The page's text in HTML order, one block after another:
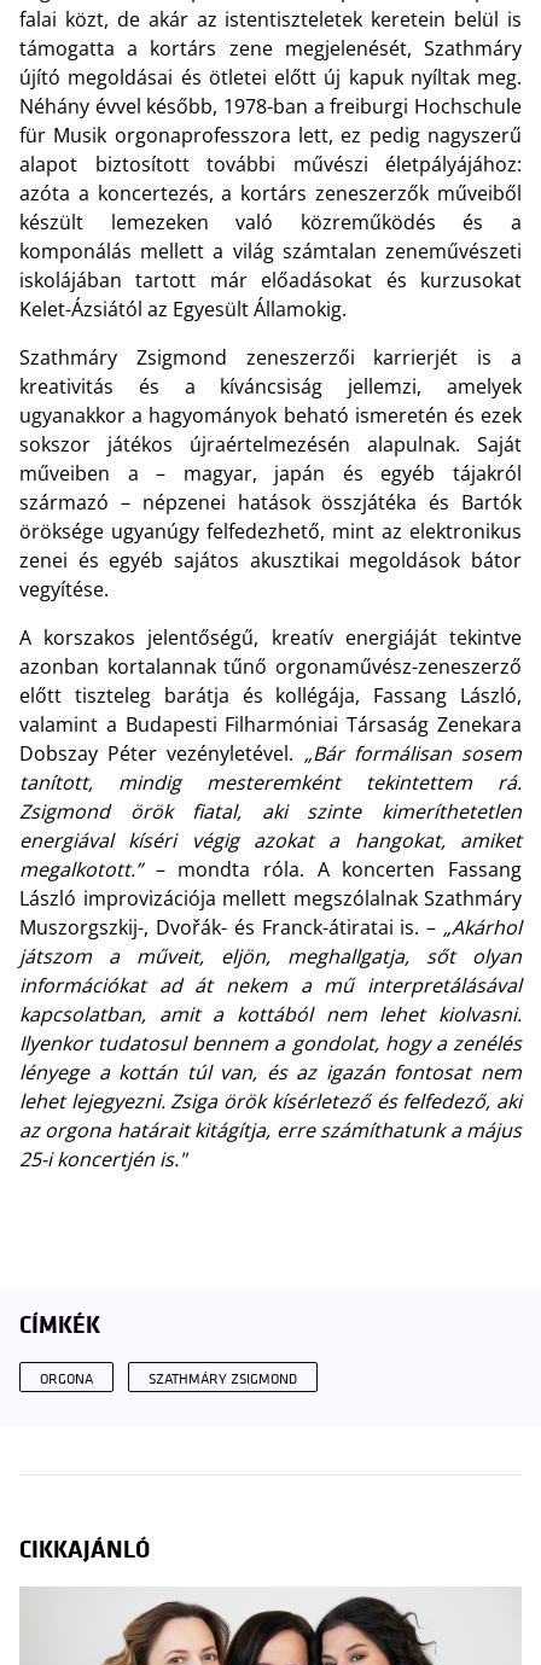
falai közt, de akár az istentiszteletek keretein belül is
támogatta a kortárs zene megjelenését, Szathmáry
újító megoldásai és ötletei előtt új kapuk nyíltak meg.
Néhány évvel később, 1978-ban a freiburgi Hochschule
für Musik orgonaprofesszora lett, ez pedig nagyszerű
alapot biztosított további művészi életpályájához:
azóta a koncertezés, a kortárs zeneszerzők műveiből
készült lemezeken való közreműködés és a
komponálás mellett a világ számtalan zeneművészeti
iskolájában tartott már előadásokat és kurzusokat
Kelet-Ázsiától az Egyesült Államokig.
Szathmáry Zsigmond zeneszerzői karrierjét is a
kreativitás és a kíváncsiság jellemzi, amelyek
ugyanakkor a hagyományok beható ismeretén és ezek
sokszor játékos újraértelmezésén alapulnak. Saját
műveiben a – magyar, japán és egyéb tájakról
származó – népzenei hatások összjátéka és Bartók
öröksége ugyanúgy felfedezhető, mint az elektronikus
zenei és egyéb sajátos akusztikai megoldások bátor
vegyítése.
A korszakos jelentőségű, kreatív energiáját tekintve
azonban kortalannak tűnő orgonaművész-zeneszerző
előtt tiszteleg barátja és kollégája, Fassang László,
valamint a Budapesti Filharmóniai Társaság Zenekara
Dobszay Péter vezényletével. „Bár formálisan sosem
tanított, mindig mesteremként tekintettem rá.
Zsigmond örök fiatal, aki szinte kimeríthetetlen
energiával kíséri végig azokat a hangokat, amiket
megalkotott.” – mondta róla. A koncerten Fassang
László improvizációja mellett megszólalnak Szathmáry
Muszorgszkij-, Dvořák- és Franck-átiratai is. – „Akárhol
játszom a műveit, eljön, meghallgatja, sőt olyan
információkat ad át nekem a mű interpretálásával
kapcsolatban, amit a kottából nem lehet kiolvasni.
Ilyenkor tudatosul bennem a gondolat, hogy a zenélés
lényege a kottán túl van, és az igazán fontosat nem
lehet lejegyezni. Zsiga örök kísérletező és felfedező, aki
az orgona határait kitágítja, erre számíthatunk a május
25-i koncertjén is."
CÍMKÉK
ORGONA SZATHMÁRY ZSIGMOND
CIKKAJÁNLÓ